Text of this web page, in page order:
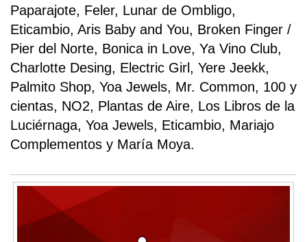
Paparajote, Feler, Lunar de Ombligo,
Eticambio, Aris Baby and You, Broken Finger /
Pier del Norte, Bonica in Love, Ya Vino Club,
Charlotte Desing, Electric Girl, Yere Jeekk,
Palmito Shop, Yoa Jewels, Mr. Common, 100 y
cientas, NO2, Plantas de Aire, Los Libros de la
Luciérnaga, Yoa Jewels, Eticambio, Mariajo
Complementos y María Moya.